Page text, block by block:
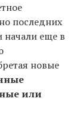
последних
начали еще в
новые
или